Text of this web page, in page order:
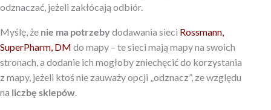
odznaczać, jeżeli zakłócają odbiór.
Myślę, że nie ma potrzebydodawania sieci Rossmann,
SuperPharm, DM do mapy – te sieci mają mapy na swoich
stronach, a dodanie ich mogłoby zniechęcić do korzystania
z mapy, jeżeli ktoś nie zauważy opcji „odznacz”, ze względu
na liczbę sklepów